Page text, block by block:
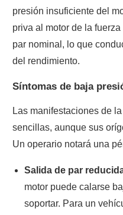
presión insuficiente del
priva al motor de la
par nominal, lo que
del rendimiento.
Síntomas de baja
Las manifestaciones de
sencillas, aunque sus
Un operario notará una
Salida de par
motor puede calarse
soportar. Para un